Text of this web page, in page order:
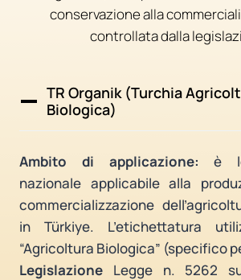
conservazione alla
controllata dalla
TR Organik (Turchia
Biologica)
Ambito di applicazione: è
nazionale applicabile alla
commercializzazione
in Türkiye. L’etichettatura
“Agricoltura Biologica” (specifico
Legislazione Legge n. 5262